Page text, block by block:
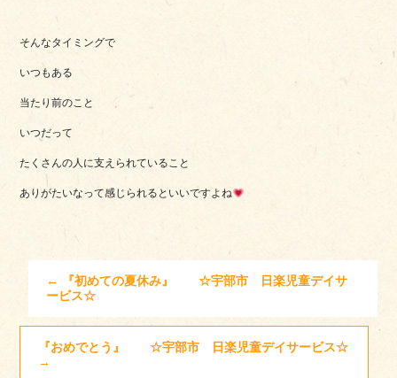
そんなタイミングで
いつもある
当たり前のこと
いつだって
たくさんの人に支えられていること
ありがたいなって感じられるといいですよね
←
『初めての夏休み』 ☆宇部市 日楽児童デイサ
ービス☆
『おめでとう』 ☆宇部市 日楽児童デイサービス☆
→